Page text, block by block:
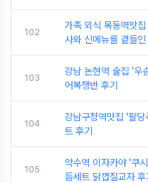
102
가족 외식 목동역맛
사와 신메뉴를 곁들인
103
강남 논현역 술집 '우
어복쟁반 후기
104
강남구청역맛집 '팔
트 후기
105
약수역 이자카야 '쿠
듬세트 닭껍질교자 후